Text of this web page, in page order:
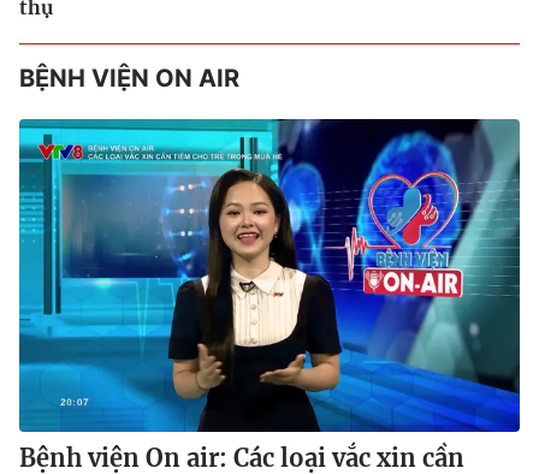
thụ
BỆNH VIỆN ON AIR
Bệnh viện On air: Các loại vắc xin cần